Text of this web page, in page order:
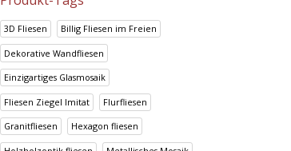
3D Fliesen Billig Fliesen im Freien
Dekorative Wandfliesen
Einzigartiges Glasmosaik
Fliesen Ziegel Imitat Flurfliesen
Granitfliesen Hexagon fliesen